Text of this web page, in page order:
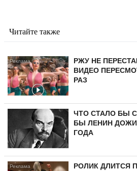
Читайте также
РЖУ НЕ
ВИДЕО
РАЗ
ЧТО СТАЛО БЫ
БЫ ЛЕНИН
ГОДА
РОЛИК ДЛИТСЯ